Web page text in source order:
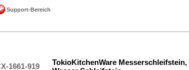
Support-Bereich
1661-919
TokioKitchenWare Messerschleifstein,